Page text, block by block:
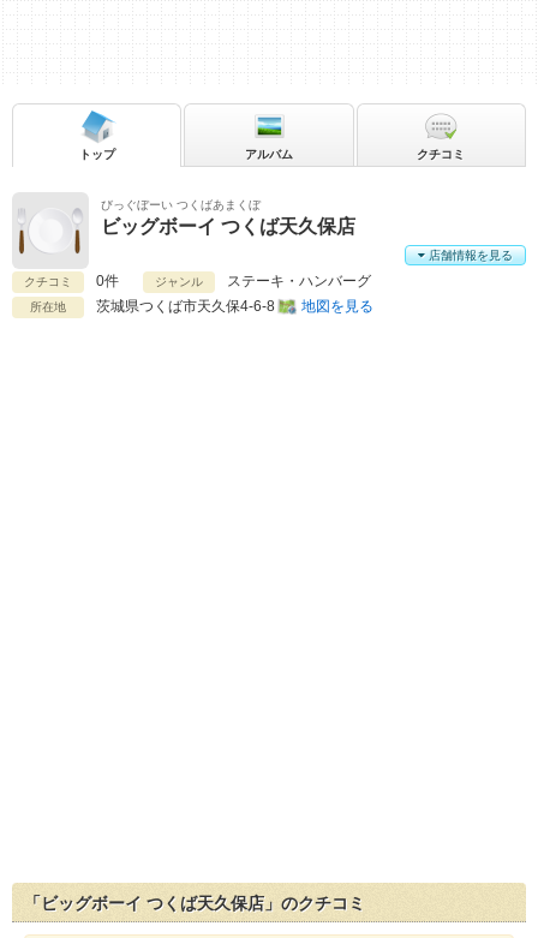
びっぐぼーい つくばあまくぼ
ビッグボーイ つくば天久保店
クチコミ 0件 ジャンル ステーキ・ハンバーグ
所在地 茨城県つくば市天久保4-6-8 地図を見る
店舗情報を見る
トップ アルバム クチコミ
「ビッグボーイ つくば天久保店」のクチコミ